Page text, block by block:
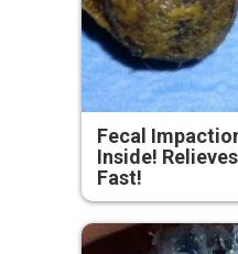
Fecal
Inside!
Fast!